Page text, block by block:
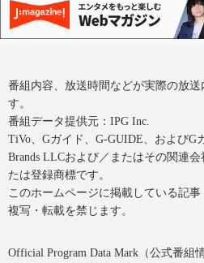
番組内容、放送時間などが実際の放
す。
番組データ提供元：IPG Inc.
TiVo、Gガイド、G-GUIDE、およびG
Brands LLCおよび／またはその関連
たは登録商標です。
このホームページに掲載している記
複写・転載を禁じます。
Official Program Data Mark（公式番組